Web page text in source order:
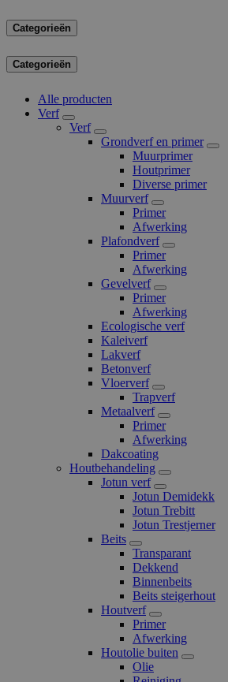
Categorieën
Categorieën
Alle producten
Verf
Verf
Grondverf en primer
Muurprimer
Houtprimer
Diverse primer
Muurverf
Primer
Afwerking
Plafondverf
Primer
Afwerking
Gevelverf
Primer
Afwerking
Ecologische verf
Kaleiverf
Lakverf
Betonverf
Vloerverf
Trapverf
Metaalverf
Primer
Afwerking
Dakcoating
Houtbehandeling
Jotun verf
Jotun Demidekk
Jotun Trebitt
Jotun Trestjerner
Beits
Transparant
Dekkend
Binnenbeits
Beits steigerhout
Houtverf
Primer
Afwerking
Houtolie buiten
Olie